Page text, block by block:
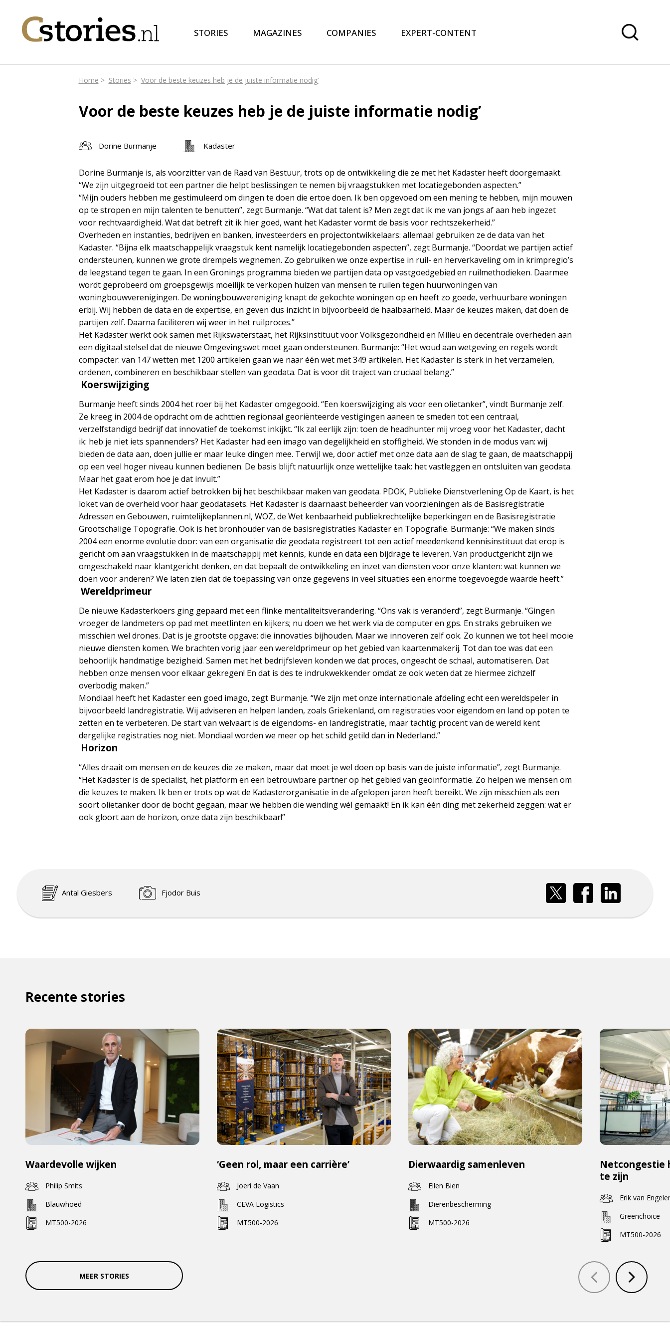
STORIES MAGAZINES COMPANIES EXPERT-CONTENT
Home Stories Voor de beste keuzes heb je de juiste informatie nodig’
Voor de beste keuzes heb je de juiste informatie nodig’
Dorine Burmanje Kadaster
Dorine Burmanje is, als voorzitter van de Raad van Bestuur, trots op de ontwikkeling die ze met het Kadaster heeft doorgemaakt.
“We zijn uitgegroeid tot een partner die helpt beslissingen te nemen bij vraagstukken met locatiegebonden aspecten.”
“Mijn ouders hebben me gestimuleerd om dingen te doen die ertoe doen. Ik ben opgevoed om een mening te hebben, mijn mouwen
op te stropen en mijn talenten te benutten”, zegt Burmanje. “Wat dat talent is? Men zegt dat ik me van jongs af aan heb ingezet
voor rechtvaardigheid. Wat dat betreft zit ik hier goed, want het Kadaster vormt de basis voor rechtszekerheid.”
Overheden en instanties, bedrijven en banken, investeerders en projectontwikkelaars: allemaal gebruiken ze de data van het
Kadaster. “Bijna elk maatschappelijk vraagstuk kent namelijk locatiegebonden aspecten”, zegt Burmanje. “Doordat we partijen actief
ondersteunen, kunnen we grote drempels wegnemen. Zo gebruiken we onze expertise in ruil- en herverkaveling om in krimpregio’s
de leegstand tegen te gaan. In een Gronings programma bieden we partijen data op vastgoedgebied en ruilmethodieken. Daarmee
wordt geprobeerd om groepsgewijs moeilijk te verkopen huizen van mensen te ruilen tegen huurwoningen van
woningbouwverenigingen. De woningbouwvereniging knapt de gekochte woningen op en heeft zo goede, verhuurbare woningen
erbij. Wij hebben de data en de expertise, en geven dus inzicht in bijvoorbeeld de haalbaarheid. Maar de keuzes maken, dat doen de
partijen zelf. Daarna faciliteren wij weer in het ruilproces.”
Het Kadaster werkt ook samen met Rijkswaterstaat, het Rijksinstituut voor Volksgezondheid en Milieu en decentrale overheden aan
een digitaal stelsel dat de nieuwe Omgevingswet moet gaan ondersteunen. Burmanje: “Het woud aan wetgeving en regels wordt
compacter: van 147 wetten met 1200 artikelen gaan we naar één wet met 349 artikelen. Het Kadaster is sterk in het verzamelen,
ordenen, combineren en beschikbaar stellen van geodata. Dat is voor dit traject van cruciaal belang.”
Koerswijziging
Burmanje heeft sinds 2004 het roer bij het Kadaster omgegooid. “Een koerswijziging als voor een olietanker”, vindt Burmanje zelf.
Ze kreeg in 2004 de opdracht om de achttien regionaal georiënteerde vestigingen aaneen te smeden tot een centraal,
verzelfstandigd bedrijf dat innovatief de toekomst inkijkt. “Ik zal eerlijk zijn: toen de headhunter mij vroeg voor het Kadaster, dacht
ik: heb je niet iets spannenders? Het Kadaster had een imago van degelijkheid en stoffigheid. We stonden in de modus van: wij
bieden de data aan, doen jullie er maar leuke dingen mee. Terwijl we, door actief met onze data aan de slag te gaan, de maatschappij
op een veel hoger niveau kunnen bedienen. De basis blijft natuurlijk onze wettelijke taak: het vastleggen en ontsluiten van geodata.
Maar het gaat erom hoe je dat invult.”
Het Kadaster is daarom actief betrokken bij het beschikbaar maken van geodata. PDOK, Publieke Dienstverlening Op de Kaart, is het
loket van de overheid voor haar geodatasets. Het Kadaster is daarnaast beheerder van voorzieningen als de Basisregistratie
Adressen en Gebouwen, ruimtelijkeplannen.nl, WOZ, de Wet kenbaarheid publiekrechtelijke beperkingen en de Basisregistratie
Grootschalige Topografie. Ook is het bronhouder van de basisregistraties Kadaster en Topografie. Burmanje: “We maken sinds
2004 een enorme evolutie door: van een organisatie die geodata registreert tot een actief meedenkend kennisinstituut dat erop is
gericht om aan vraagstukken in de maatschappij met kennis, kunde en data een bijdrage te leveren. Van productgericht zijn we
omgeschakeld naar klantgericht denken, en dat bepaalt de ontwikkeling en inzet van diensten voor onze klanten: wat kunnen we
doen voor anderen? We laten zien dat de toepassing van onze gegevens in veel situaties een enorme toegevoegde waarde heeft.”
Wereldprimeur
De nieuwe Kadasterkoers ging gepaard met een flinke mentaliteitsverandering. “Ons vak is veranderd”, zegt Burmanje. “Gingen
vroeger de landmeters op pad met meetlinten en kijkers; nu doen we het werk via de computer en gps. En straks gebruiken we
misschien wel drones. Dat is je grootste opgave: die innovaties bijhouden. Maar we innoveren zelf ook. Zo kunnen we tot heel mooie
nieuwe diensten komen. We brachten vorig jaar een wereldprimeur op het gebied van kaartenmakerij. Tot dan toe was dat een
behoorlijk handmatige bezigheid. Samen met het bedrijfsleven konden we dat proces, ongeacht de schaal, automatiseren. Dat
hebben onze mensen voor elkaar gekregen! En dat is des te indrukwekkender omdat ze ook weten dat ze hiermee zichzelf
overbodig maken.”
Mondiaal heeft het Kadaster een goed imago, zegt Burmanje. “We zijn met onze internationale afdeling echt een wereldspeler in
bijvoorbeeld landregistratie. Wij adviseren en helpen landen, zoals Griekenland, om registraties voor eigendom en land op poten te
zetten en te verbeteren. De start van welvaart is de eigendoms- en landregistratie, maar tachtig procent van de wereld kent
dergelijke registraties nog niet. Mondiaal worden we meer op het schild getild dan in Nederland.”
Horizon
“Alles draait om mensen en de keuzes die ze maken, maar dat moet je wel doen op basis van de juiste informatie”, zegt Burmanje.
“Het Kadaster is de specialist, het platform en een betrouwbare partner op het gebied van geoinformatie. Zo helpen we mensen om
die keuzes te maken. Ik ben er trots op wat de Kadasterorganisatie in de afgelopen jaren heeft bereikt. We zijn misschien als een
soort olietanker door de bocht gegaan, maar we hebben die wending wél gemaakt! En ik kan één ding met zekerheid zeggen: wat er
ook gloort aan de horizon, onze data zijn beschikbaar!”
Antal Giesbers Fjodor Buis
Recente stories
Waardevolle wijken
Philip Smits
Blauwhoed
MT500-2026
‘Geen rol, maar een carrière’
Joeri de Vaan
CEVA Logistics
MT500-2026
Dierwaardig samenleven
Ellen Bien
Dierenbescherming
MT500-2026
Netcongestie
te zijn
Erik van
Greenchoice
MT500-2026
MEER STORIES